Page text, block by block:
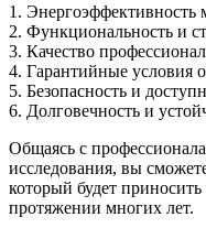
1. Энергоэффективность
2. Функциональность и
3. Качество
4. Гарантийные условия
5. Безопасность и
6. Долговечность и
Общаясь с
исследования, вы
который будет
протяжении многих лет.